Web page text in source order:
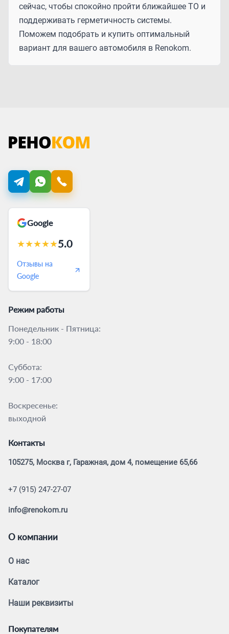
сейчас, чтобы спокойно пройти ближайшее ТО и
поддерживать герметичность системы.
Поможем подобрать и купить оптимальный
вариант для вашего автомобиля в Renokom.
Google
★★★★★5.0
Отзывы на
Google
Режим работы
Понедельник - Пятница:
9:00 - 18:00
Суббота:
9:00 - 17:00
Воскресенье:
выходной
Контакты
105275, Москва г, Гаражная, дом 4, помещение 65,66
+7 (915) 247-27-07
info@renokom.ru
О компании
О нас
Каталог
Наши реквизиты
Покупателям